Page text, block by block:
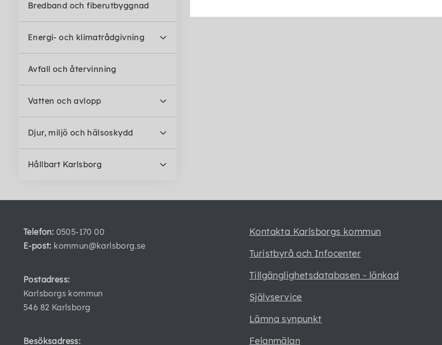
Bredband och fiberutbyggnad
Energi- och klimatrådgivning
Avfall och återvinning
Vatten och avlopp
Djur, miljö och hälsoskydd
Hållbart Karlsborg
Telefon: 0505-170 00
E-post: kommun@karlsborg.se
Postadress:
Karlsborgs kommun
546 82 Karlsborg
Besöksadress:
Kontakta Karlsborgs kommun
Turistbyrå och Infocenter
Tillgänglighetsdatabasen - länkad
Självservice
Lämna synpunkt
Felanmälan